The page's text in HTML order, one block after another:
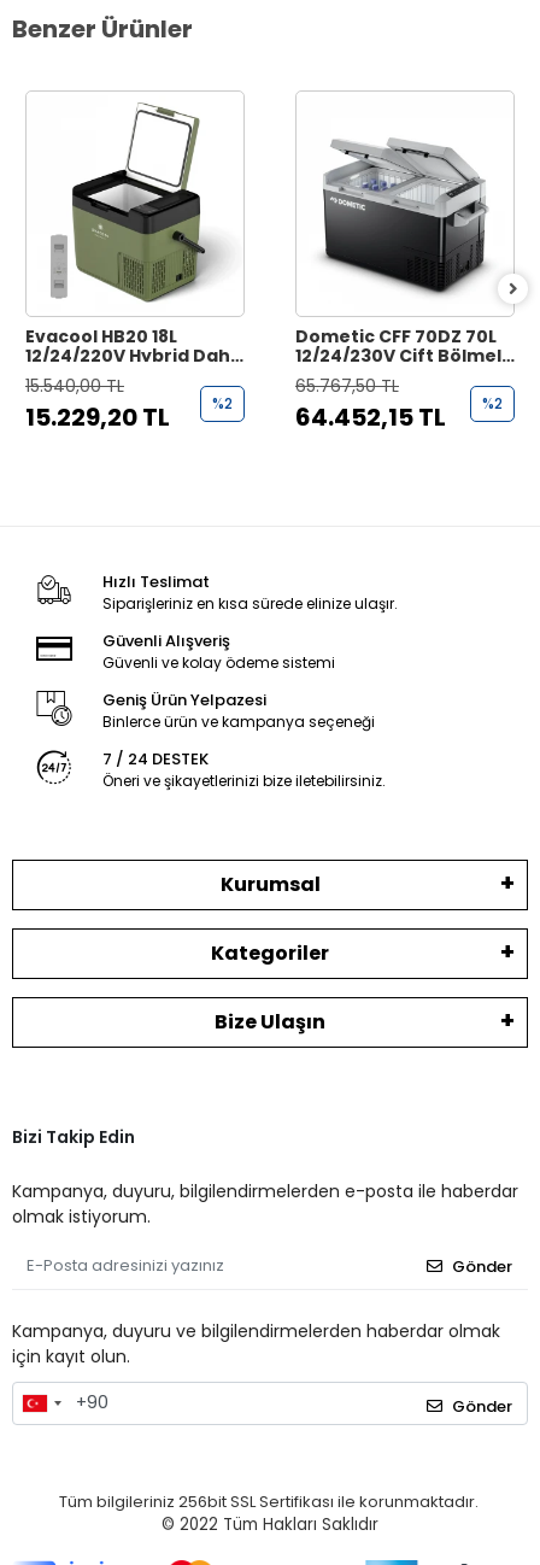
Benzer Ürünler
Evacool HB20 18L
12/24/220V Hybrid Dahili
Bataryalı Kompresörlü
Portatif Buzdolabı
15.540,00 TL
15.229,20 TL %2
Dometic CFF 70DZ 70L
12/24/230V Çift Bölmeli
Kompresörlü
Taşınabilir Buzdolabı
65.767,50 TL
64.452,15 TL %2
Hızlı Teslimat
Siparişleriniz en kısa sürede elinize ulaşır.
Güvenli Alışveriş
Güvenli ve kolay ödeme sistemi
Geniş Ürün Yelpazesi
Binlerce ürün ve kampanya seçeneği
7 / 24 DESTEK
Öneri ve şikayetlerinizi bize iletebilirsiniz.
Kurumsal
Kategoriler
Bize Ulaşın
Bizi Takip Edin
Kampanya, duyuru, bilgilendirmelerden e-posta ile haberdar
olmak istiyorum.
Gönder
Kampanya, duyuru ve bilgilendirmelerden haberdar olmak
için kayıt olun.
Gönder
Tüm bilgileriniz 256bit SSL Sertifikası ile korunmaktadır.
© 2022 Tüm Hakları Saklıdır